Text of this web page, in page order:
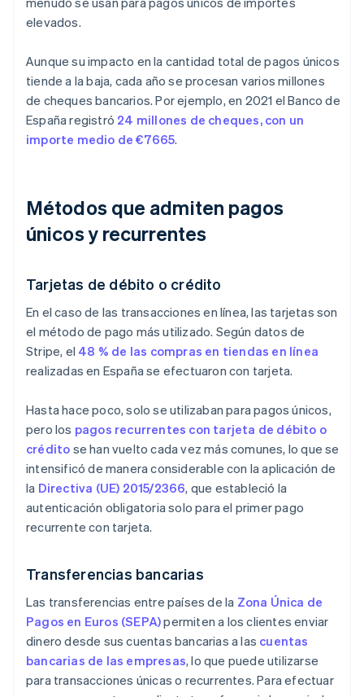
elevados.
Aunque su impacto en la cantidad total de pagos únicos
tiende a la baja, cada año se procesan varios millones
de cheques bancarios. Por ejemplo, en 2021 el Banco de
España registró 24 millones de cheques, con un
importe medio de €7665.
Métodos que admiten pagos
únicos y recurrentes
Tarjetas de débito o crédito
En el caso de las transacciones en línea, las tarjetas son
el método de pago más utilizado. Según datos de
Stripe, el 48 % de las compras en tiendas en línea
realizadas en España se efectuaron con tarjeta.
Hasta hace poco, solo se utilizaban para pagos únicos,
pero los pagos recurrentes con tarjeta de débito o
crédito se han vuelto cada vez más comunes, lo que se
intensificó de manera considerable con la aplicación de
la Directiva (UE) 2015/2366, que estableció la
autenticación obligatoria solo para el primer pago
recurrente con tarjeta.
Transferencias bancarias
Las transferencias entre países de la Zona Única de
Pagos en Euros (SEPA)permiten a los clientes enviar
dinero desde sus cuentas bancarias a las cuentas
bancarias de las empresas, lo que puede utilizarse
para transacciones únicas o recurrentes. Para efectuar